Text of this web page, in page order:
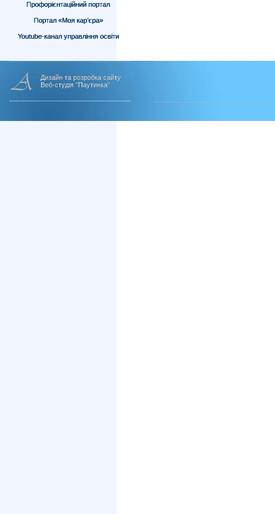
Профорієнтаційний портал
Портал «Моя кар’єра»
Youtube-канал управління освіти
Дизайн та розробка сайту
Веб-студія "Паутинка"